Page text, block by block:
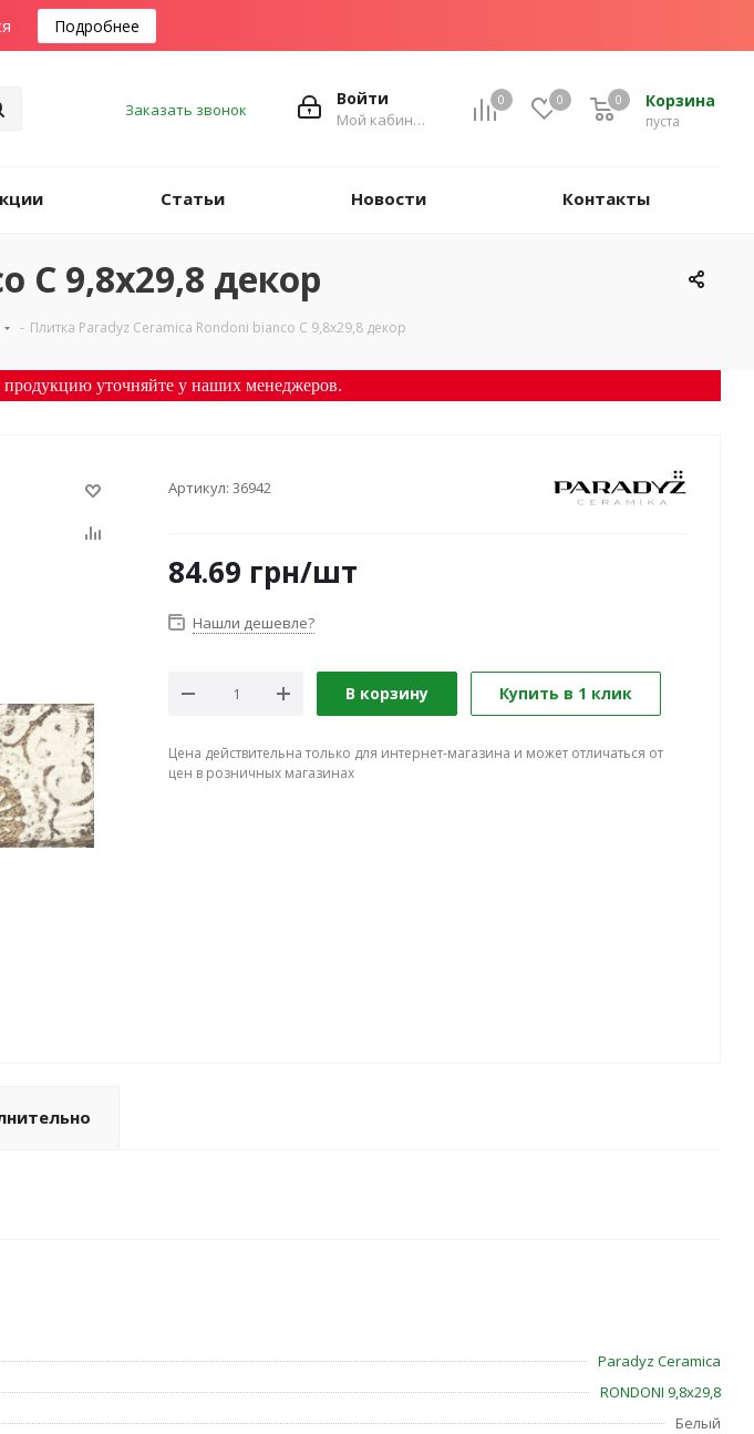
Подробнее
0 0 Корзина
пуста
0
Войти
Мой кабинет
Заказать звонок
Статьи Новости Контакты
C 9,8x29,8 декор
- Плитка Paradyz Ceramica Rondoni bianco C 9,8x29,8 декор
уточняйте у наших менеджеров.
Артикул: 36942
84.69 грн/шт
Нашли дешевле?
В корзину Купить в 1 клик
Цена действительна только для интернет-магазина и может отличаться от
цен в розничных магазинах
Paradyz Ceramica
RONDONI 9,8х29,8
Белый